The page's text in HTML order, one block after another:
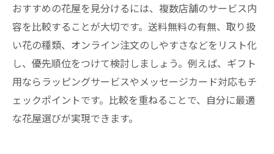
西宮市花屋の価格帯とサービス比較ポイン
ト
おしゃれで安い花屋を見極めるコツと注意
花屋の配達無料サービスが安心な理由を解
説
おすすめの花屋を見分けるには、複数店舗のサービス内
容を比較することが大切です。送料無料の有無、取り扱
い花の種類、オンライン注文のしやすさなどをリスト化
し、優先順位をつけて検討しましょう。例えば、ギフト
用ならラッピングサービスやメッセージカード対応もチ
ェックポイントです。比較を重ねることで、自分に最適
な花屋選びが実現できます。